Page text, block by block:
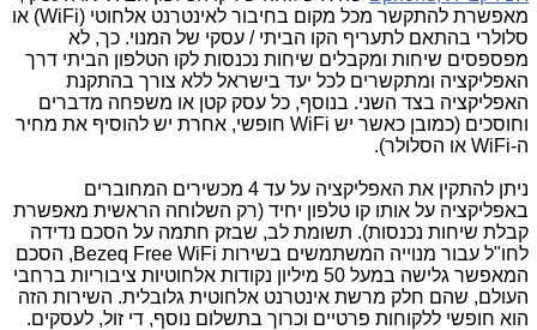
מאפשרת להתקשר מכל מקום בחיבור לאינטרנט אלחוטי (WiFi) או
סלולרי בהתאם לתעריף הקו הביתי / עסקי של המנוי. כך, לא
מפספסים שיחות ומקבלים שיחות נכנסות לקו הטלפון הביתי דרך
האפליקציה ומתקשרים לכל יעד בישראל ללא צורך בהתקנת
האפליקציה בצד השני. בנוסף, כל עסק קטן או משפחה מדברים
וחוסכים (כמובן כאשר יש WiFi חופשי, אחרת יש להוסיף את מחיר
ה-WiFi או הסלולר).
ניתן להתקין את האפליקציה על עד 4 מכשירים המחוברים
באפליקציה על אותו קו טלפון יחיד (רק השלוחה הראשית מאפשרת
קבלת שיחות נכנסות). תשומת לב, שבזק חתמה על הסכם נדידה
לחו"ל עבור מנוייה המשתמשים בשירות Bezeq Free WiFi, הסכם
המאפשר גלישה במעל 50 מיליון נקודות אלחוטיות ציבוריות ברחבי
העולם, שהם חלק מרשת אינטרנט אלחוטית גלובלית. השירות הזה
הוא חופשי ללקוחות פרטיים וכרוך בתשלום נוסף, די זול, לעסקים.